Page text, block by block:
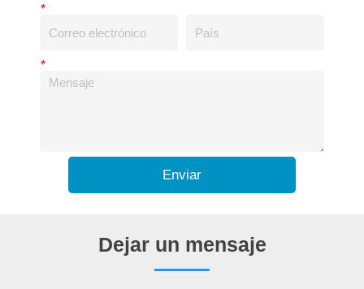
*
*
Enviar
Dejar un mensaje